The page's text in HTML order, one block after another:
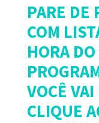
PARE DE
COM
HORA
VOCÊ
CLIQUE